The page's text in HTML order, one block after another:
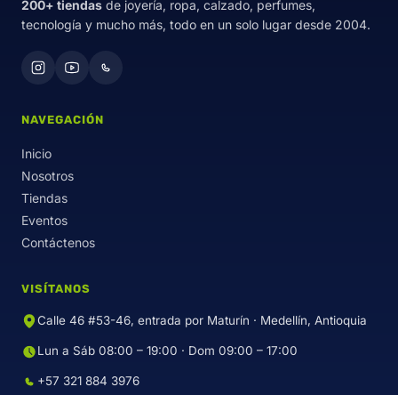
200+ tiendas de joyería, ropa, calzado, perfumes,
tecnología y mucho más, todo en un solo lugar desde 2004.
NAVEGACIÓN
Inicio
Nosotros
Tiendas
Eventos
Contáctenos
VISÍTANOS
Calle 46 #53-46, entrada por Maturín · Medellín, Antioquia
Lun a Sáb 08:00 – 19:00 · Dom 09:00 – 17:00
+57 321 884 3976